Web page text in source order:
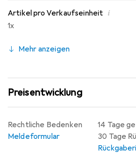
Artikel pro Verkaufseinheit i
1x
Mehr anzeigen
Preisentwicklung
14 Tage
30 Tage
Rechtliche Bedenken
Meldeformular